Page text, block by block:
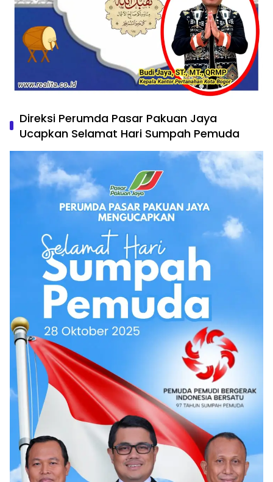
Direksi Perumda Pasar Pakuan Jaya
Ucapkan Selamat Hari Sumpah Pemuda